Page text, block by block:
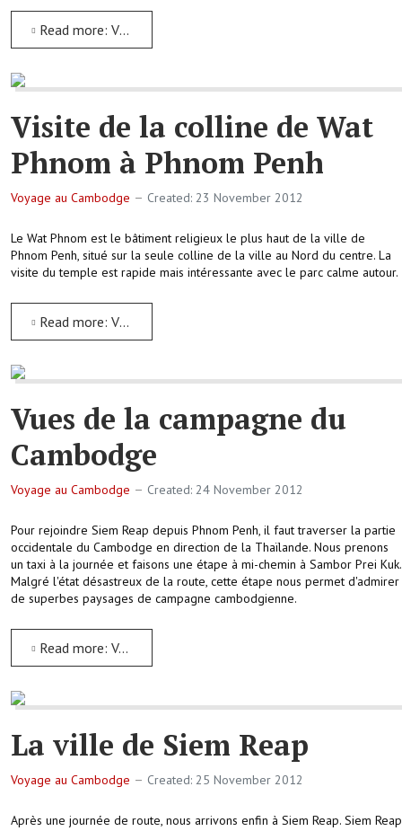
Read more: Visite de la Pagode d'argent de Phnom Penh
Visite de la colline de Wat
Phnom à Phnom Penh
Voyage au Cambodge Created: 23 November 2012
Le Wat Phnom est le bâtiment religieux le plus haut de la ville de
Phnom Penh, situé sur la seule colline de la ville au Nord du centre. La
visite du temple est rapide mais intéressante avec le parc calme autour.
Read more: Visite de la colline de Wat Phnom à Phnom Penh
Vues de la campagne du
Cambodge
Voyage au Cambodge Created: 24 November 2012
Pour rejoindre Siem Reap depuis Phnom Penh, il faut traverser la partie
occidentale du Cambodge en direction de la Thaïlande. Nous prenons
un taxi à la journée et faisons une étape à mi-chemin à Sambor Prei Kuk.
Malgré l'état désastreux de la route, cette étape nous permet d'admirer
de superbes paysages de campagne cambodgienne.
Read more: Vues de la campagne du Cambodge
La ville de Siem Reap
Voyage au Cambodge Created: 25 November 2012
Après une journée de route, nous arrivons enfin à Siem Reap. Siem Reap